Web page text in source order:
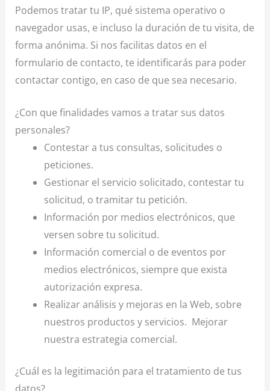
Podemos tratar tu IP, qué sistema operativo o
navegador usas, e incluso la duración de tu visita, de
forma anónima. Si nos facilitas datos en el
formulario de contacto, te identificarás para poder
contactar contigo, en caso de que sea necesario.
¿Con que finalidades vamos a tratar sus datos
personales?
Contestar a tus consultas, solicitudes o
peticiones.
Gestionar el servicio solicitado, contestar tu
solicitud, o tramitar tu petición.
Información por medios electrónicos, que
versen sobre tu solicitud.
Información comercial o de eventos por
medios electrónicos, siempre que exista
autorización expresa.
Realizar análisis y mejoras en la Web, sobre
nuestros productos y servicios. Mejorar
nuestra estrategia comercial.
¿Cuál es la legitimación para el tratamiento de tus